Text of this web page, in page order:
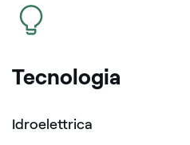
icona
Tecnologia
Idroelettrica